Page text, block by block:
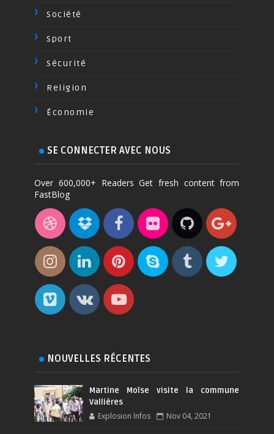
Société
Sport
Sécurité
Religion
Économie
SE CONNECTER AVEC NOUS
Over 600,000+ Readers Get fresh content from
FastBlog
NOUVELLES RÉCENTES
Martine Moïse visite la commune
Vallières
Explosion Infos Nov 04, 2021